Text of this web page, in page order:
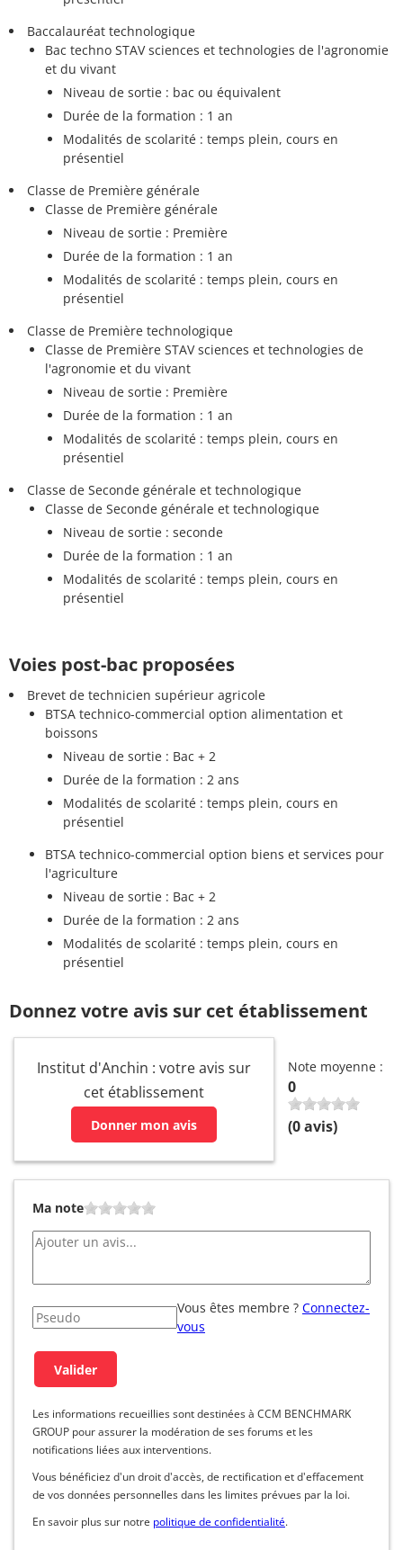
Baccalauréat technologique
Bac techno STAV sciences et technologies de l'agronomie
et du vivant
Niveau de sortie : bac ou équivalent
Durée de la formation : 1 an
Modalités de scolarité : temps plein, cours en
présentiel
Classe de Première générale
Classe de Première générale
Niveau de sortie : Première
Durée de la formation : 1 an
Modalités de scolarité : temps plein, cours en
présentiel
Classe de Première technologique
Classe de Première STAV sciences et technologies de
l'agronomie et du vivant
Niveau de sortie : Première
Durée de la formation : 1 an
Modalités de scolarité : temps plein, cours en
présentiel
Classe de Seconde générale et technologique
Classe de Seconde générale et technologique
Niveau de sortie : seconde
Durée de la formation : 1 an
Modalités de scolarité : temps plein, cours en
présentiel
Voies post-bac proposées
Brevet de technicien supérieur agricole
BTSA technico-commercial option alimentation et
boissons
Niveau de sortie : Bac + 2
Durée de la formation : 2 ans
Modalités de scolarité : temps plein, cours en
présentiel
BTSA technico-commercial option biens et services pour
l'agriculture
Niveau de sortie : Bac + 2
Durée de la formation : 2 ans
Modalités de scolarité : temps plein, cours en
présentiel
Donnez votre avis sur cet établissement
Institut d'Anchin : votre avis sur
cet établissement
Donner mon avis
Note moyenne :
0
(0avis)
Ma note
Vous êtes membre ? Connectez-
vous
Les informations recueillies sont destinées à CCM BENCHMARK
GROUP pour assurer la modération de ses forums et les
notifications liées aux interventions.
Vous bénéficiez d'un droit d'accès, de rectification et d'effacement
de vos données personnelles dans les limites prévues par la loi.
En savoir plus sur notre politique de confidentialité.